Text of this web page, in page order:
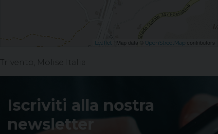
Leaflet | Map data © OpenStreetMap contributors
Trivento, Molise Italia
Iscriviti alla nostra
newsletter